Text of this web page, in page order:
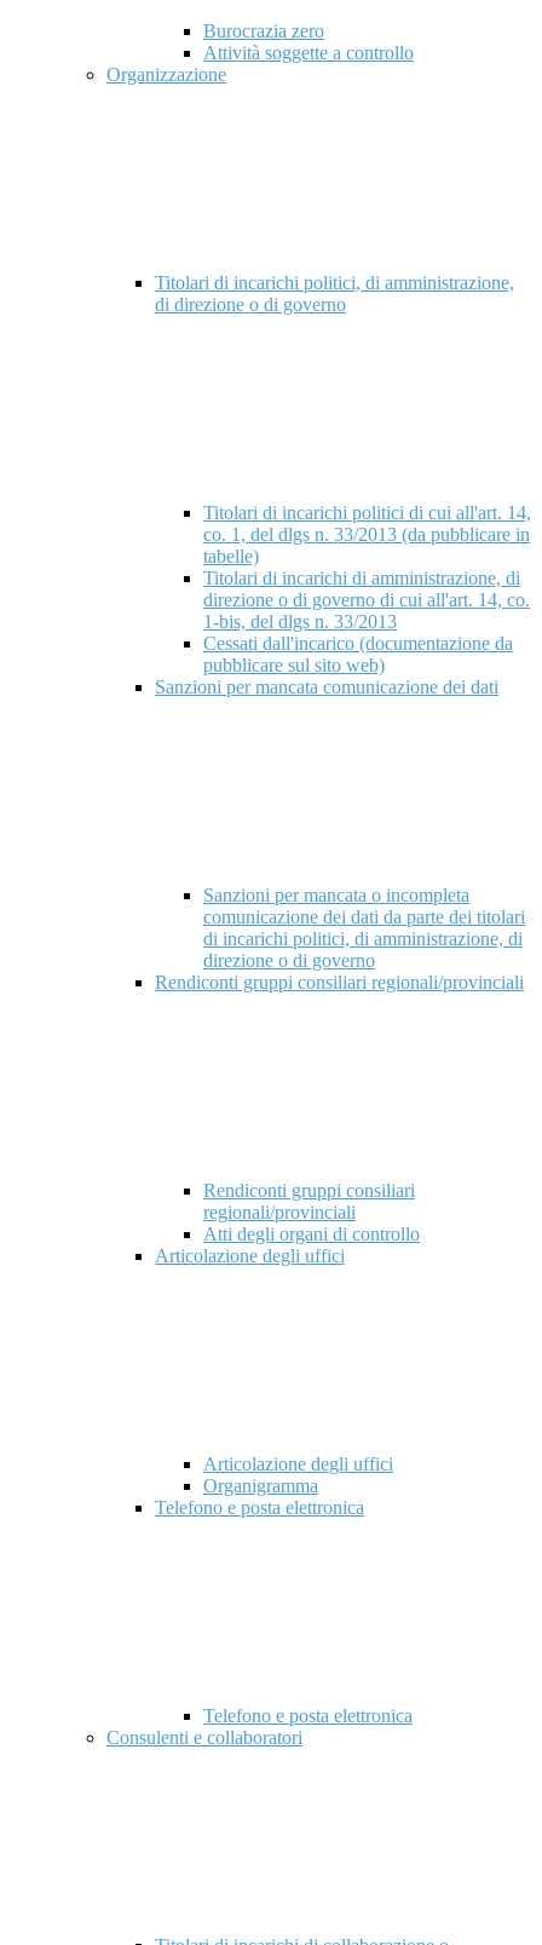
Burocrazia zero
Attività soggette a controllo
Organizzazione
Titolari di incarichi politici, di amministrazione,
di direzione o di governo
Titolari di incarichi politici di cui all'art. 14,
co. 1, del dlgs n. 33/2013 (da pubblicare in
tabelle)
Titolari di incarichi di amministrazione, di
direzione o di governo di cui all'art. 14, co.
1-bis, del dlgs n. 33/2013
Cessati dall'incarico (documentazione da
pubblicare sul sito web)
Sanzioni per mancata comunicazione dei dati
Sanzioni per mancata o incompleta
comunicazione dei dati da parte dei titolari
di incarichi politici, di amministrazione, di
direzione o di governo
Rendiconti gruppi consiliari regionali/provinciali
Rendiconti gruppi consiliari
regionali/provinciali
Atti degli organi di controllo
Articolazione degli uffici
Articolazione degli uffici
Organigramma
Telefono e posta elettronica
Telefono e posta elettronica
Consulenti e collaboratori